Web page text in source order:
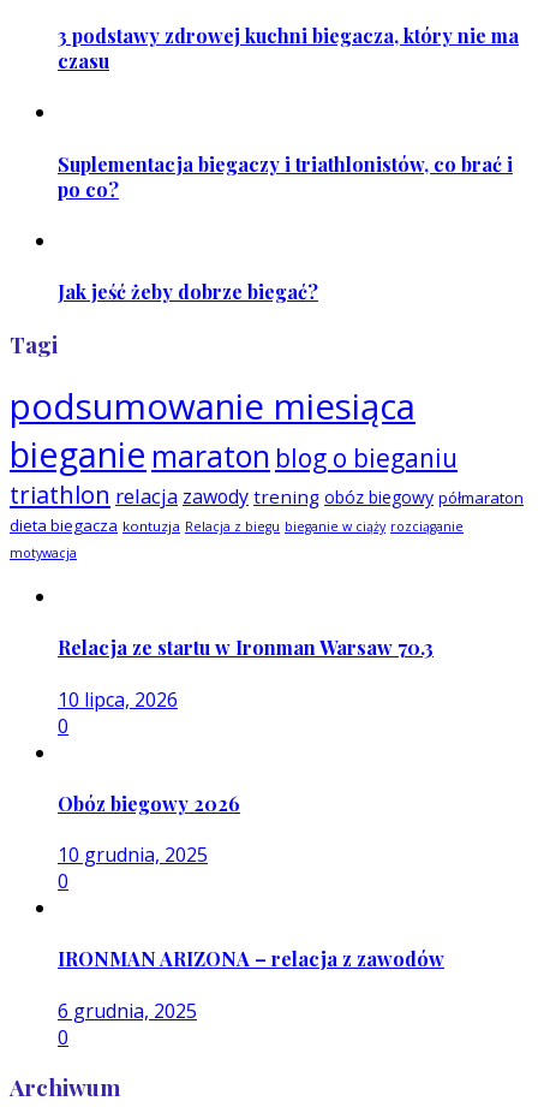
3 podstawy zdrowej kuchni biegacza, który nie ma
czasu
Suplementacja biegaczy i triathlonistów, co brać i
po co?
Jak jeść żeby dobrze biegać?
Tagi
podsumowanie miesiąca
bieganie maraton blog o bieganiu
triathlon relacja zawody trening obóz biegowy półmaraton
dieta biegacza kontuzja Relacja z biegu bieganie w ciąży rozciąganie
motywacja
Relacja ze startu w Ironman Warsaw 70.3
10 lipca, 2026
0
Obóz biegowy 2026
10 grudnia, 2025
0
IRONMAN ARIZONA – relacja z zawodów
6 grudnia, 2025
0
Archiwum